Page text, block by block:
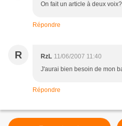
On fait un article à deux
Répondre
R RzL 11/06/2007 11:40
J'aurai bien besoin de mon
Répondre